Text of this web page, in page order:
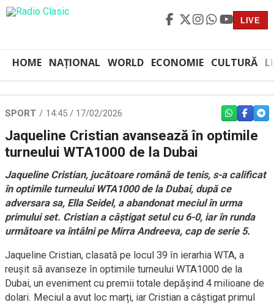
LIVE
HOME NAȚIONAL WORLD ECONOMIE CULTURĂ
SPORT 14:45 / 17/02/2026 WHATSAPP
Jaqueline Cristian avansează în optimile
turneului WTA1000 de la Dubai
Jaqueline Cristian, jucătoare română de tenis, s-a calificat
în optimile turneului WTA1000 de la Dubai, după ce
adversara sa, Ella Seidel, a abandonat meciul în urma
primului set. Cristian a câștigat setul cu 6-0, iar în runda
următoare va întâlni pe Mirra Andreeva, cap de serie 5.
Jaqueline Cristian, clasată pe locul 39 în ierarhia WTA, a
reușit să avanseze în optimile turneului WTA1000 de la
Dubai, un eveniment cu premii totale depășind 4 milioane de
dolari. Meciul a avut loc marți, iar Cristian a câștigat primul